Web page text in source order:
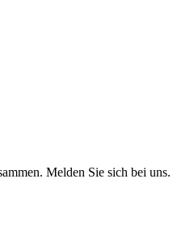
Melden Sie sich bei uns.